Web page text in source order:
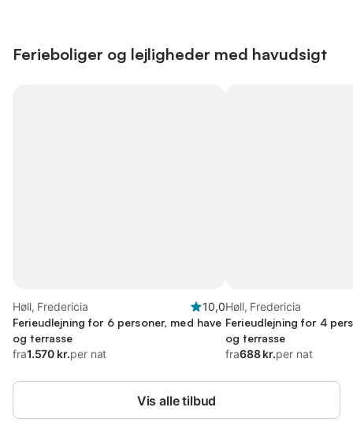
Ferieboliger og lejligheder med havudsigt
Høll, Fredericia
10,0
Ferieudlejning for 6 personer, med have
og terrasse
fra1.570 kr.per nat
Høll, Fredericia
Ferieudlejning for 4
og terrasse
fra688 kr.per nat
Vis alle tilbud